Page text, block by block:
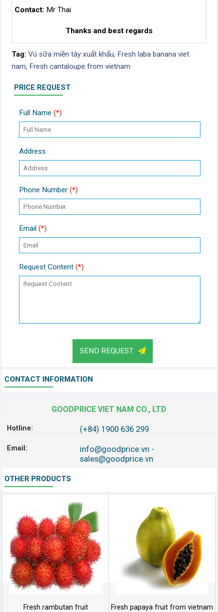
Contact: Mr Thai
Thanks and best regards
Tag: Vú sữa miền tây xuất khẩu, Fresh laba banana viet
nam, Fresh cantaloupe from vietnam
PRICE REQUEST
Full Name (*)
Address
Phone Number (*)
Email (*)
Request Content (*)
SEND REQUEST
CONTACT INFORMATION
GOODPRICE VIET NAM CO., LTD
Hotline: (+84) 1900 636 299
Email: info@goodprice.vn -
sales@goodprice.vn
OTHER PRODUCTS
Fresh rambutan fruit Fresh papaya fruit from vietnam